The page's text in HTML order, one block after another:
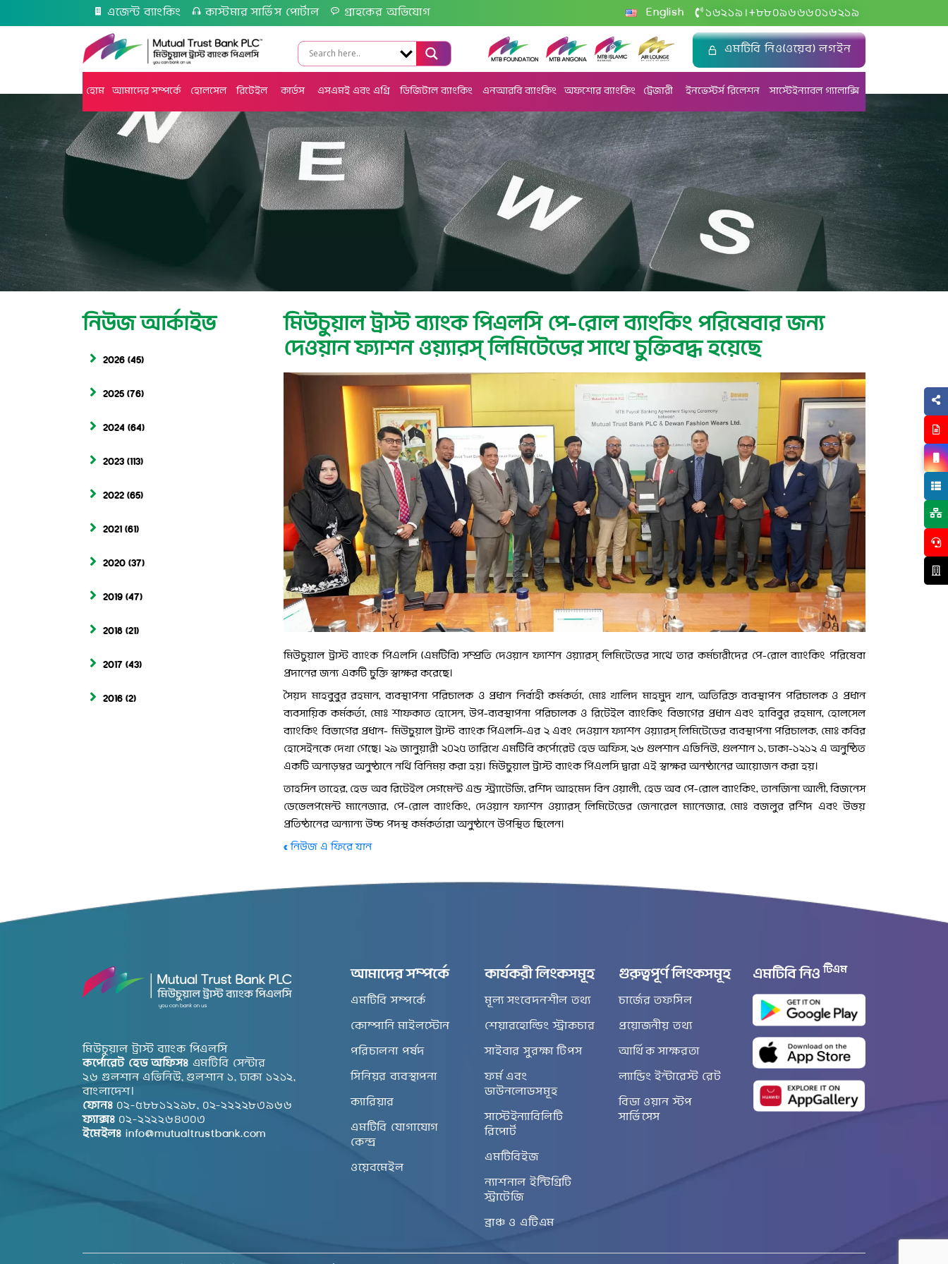
এজেন্ট ব্যাংকিং কাস্টমার সার্ভিস পোর্টাল গ্রাহকের অভিযোগ English ১৬২১৯ +৮৮০৯৬৬৬০১৬২১৯
এমটিবি নিও(ওয়েব) লগইন
হোম আমাদের সম্পর্কে হোলসেল রিটেইল কার্ডস এসএমই এবং এগ্রি ডিজিটাল ব্যাংকিং এনআরবি ব্যাংকিং অফশোর ব্যাংকিং ট্রেজারী ইনভেস্টর্স রিলেশন সাস্টেইন্যাবল গ্যালাক্সি
নিউজ আর্কাইভ
2026 (45)
2025 (76)
2024 (64)
2023 (113)
2022 (65)
2021 (61)
2020 (37)
2019 (47)
2018 (21)
2017 (43)
2016 (2)
মিউচুয়াল ট্রাস্ট ব্যাংক পিএলসি পে-রোল ব্যাংকিং পরিষেবার জন্য
দেওয়ান ফ্যাশন ওয়্যারস্ লিমিটেডের সাথে চুক্তিবদ্ধ হয়েছে
মিউচুয়াল ট্রাস্ট ব্যাংক পিএলসি (এমটিবি) সম্প্রতি দেওয়ান ফ্যাশন ওয়্যারস্ লিমিটেডের সাথে তার কর্মচারীদের পে-রোল ব্যাংকিং পরিষেবা
প্রদানের জন্য একটি চুক্তি স্বাক্ষর করেছে।
সৈয়দ মাহবুবুর রহমান, ব্যবস্থাপনা পরিচালক ও প্রধান নির্বাহী কর্মকর্তা, মোঃ খালিদ মাহমুদ খান, অতিরিক্ত ব্যবস্থাপন পরিচালক ও প্রধান
ব্যবসায়িক কর্মকর্তা, মোঃ শাফকাত হোসেন, উপ-ব্যবস্থাপনা পরিচালক ও রিটেইল ব্যাংকিং বিভাগের প্রধান এবং হাবিবুর রহমান, হোলসেল
ব্যাংকিং বিভাগের প্রধান- মিউচুয়াল ট্রাস্ট ব্যাংক পিএলসি-এর ২ এবং দেওয়ান ফ্যাশন ওয়্যারস্ লিমিটেডের ব্যবস্থাপনা পরিচালক, মোঃ কবির
হোসেইনকে দেখা গেছে। ২৯ জানুয়ারী ২০২৫ তারিখে এমটিবি কর্পোরেট হেড অফিস, ২৬ গুলশান এভিনিউ, গুলশান ১, ঢাকা-১২১২ এ অনুষ্ঠিত
একটি অনাড়ম্বর অনুষ্ঠানে নথি বিনিময় করা হয়। মিউচুয়াল ট্রাস্ট ব্যাংক পিএলসি দ্বারা এই স্বাক্ষর অনষ্ঠানের আয়োজন করা হয়।
তাহসিন তাহের, হেড অব রিটেইল সেগমেন্ট এন্ড স্ট্র্যাটেজি, রশিদ আহমেদ বিন ওয়ালী, হেড অব পে-রোল ব্যাংকিং, তানজিনা আলী, বিজনেস
ডেভেলপমেন্ট ম্যানেজার, পে-রোল ব্যাংকিং, দেওয়ান ফ্যাশন ওয়্যারস্ লিমিটেডের জেনারেল ম্যানেজার, মোঃ বজলুর রশিদ এবং উভয়
প্রতিষ্ঠানের অন্যান্য উচ্চ পদস্থ কর্মকর্তারা অনুষ্ঠানে উপস্থিত ছিলেন।
« নিউজ এ ফিরে যান
মিউচুয়াল ট্রাস্ট ব্যাংক পিএলসি
কর্পোরেট হেড অফিসঃ এমটিবি সেন্টার
২৬ গুলশান এভিনিউ, গুলশান ১, ঢাকা ১২১২,
বাংলাদেশ।
ফোনঃ ০২-৫৮৮১২২৯৮, ০২-২২২২৮৩৯৬৬
ফ্যাক্সঃ ০২-২২২২৬৪৩০৩
ইমেইলঃ info@mutualtrustbank.com
আমাদের সম্পর্কে
এমটিবি সম্পর্কে
কোম্পানি মাইলস্টোন
পরিচালনা পর্ষদ
সিনিয়র ব্যবস্থাপনা
ক্যারিয়ার
এমটিবি যোগাযোগ
কেন্দ্র
ওয়েবমেইল
কার্যকরী লিংকসমূহ
মূল্য সংবেদনশীল তথ্য
শেয়ারহোল্ডিং স্ট্রাকচার
সাইবার সুরক্ষা টিপস
ফর্ম এবং
ডাউনলোডসমূহ
সাস্টেইন্যাবিলিটি
রিপোর্ট
এমটিবিইজ
ন্যাশনাল ইন্টিগ্রিটি
স্ট্রাটেজি
ব্রাঞ্চ ও এটিএম
গুরুত্বপূর্ণ লিংকসমূহ
চার্জের তফসিল
প্রয়োজনীয় তথ্য
আর্থিক সাক্ষরতা
ল্যান্ডিং ইন্টারেস্ট রেট
বিডা ওয়ান স্টপ
সার্ভিসেস
এমটিবি নিও টিএম